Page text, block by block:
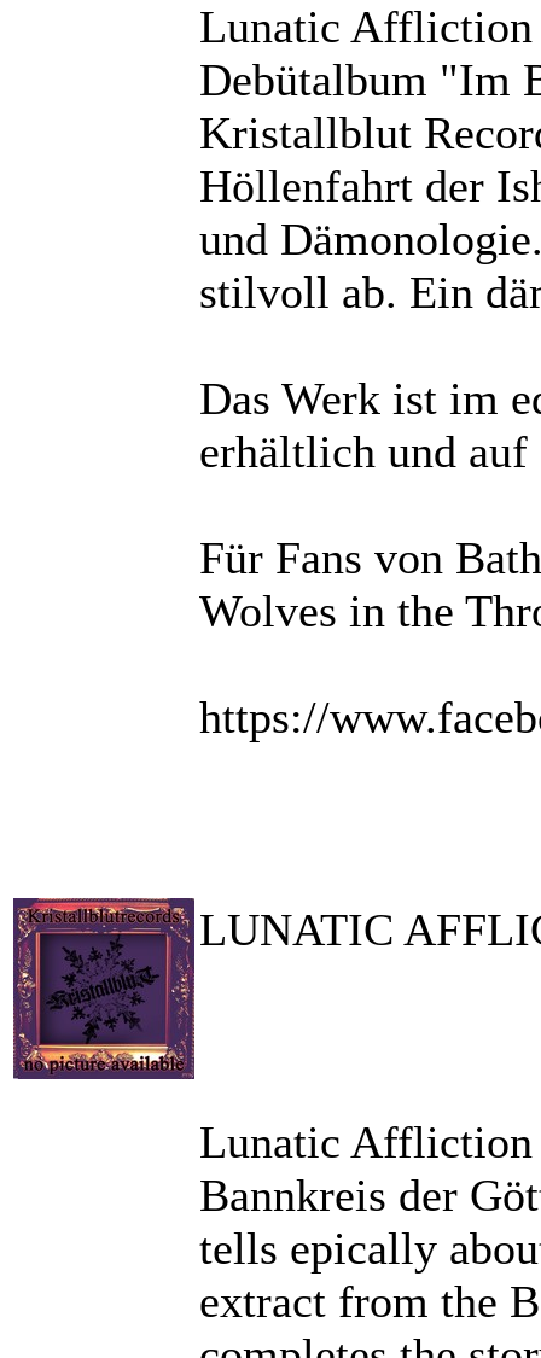
Lunatic Affliction
Debütalbum "Im
Kristallblut
Höllenfahrt der
und
stilvoll ab. Ein
Das Werk ist im
erhältlich und
Für Fans von
Wolves in the
https://
LUNATIC
Lunatic Affliction
Bannkreis der
tells epically
extract from the